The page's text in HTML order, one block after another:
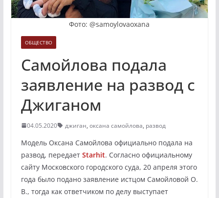
Фото: @samoylovaoxana
ОБЩЕСТВО
Самойлова подала
заявление на развод с
Джиганом
04.05.2020 джиган, оксана самойлова, развод
Модель Оксана Самойлова официально подала на
развод, передает Starhit. Согласно официальному
сайту Московского городского суда, 20 апреля этого
года было подано заявление истцом Самойловой О.
В., тогда как ответчиком по делу выступает